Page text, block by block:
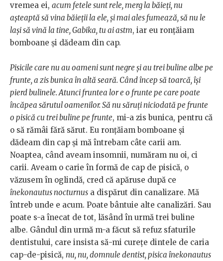
vremea ei, acum fetele sunt rele, merg la băieți, nu
așteaptă să vina băieții la ele, și mai ales fumează, să nu le
lași să vină la tine, Gabika, tu ai astm, iar eu ronțăiam
bomboane și dădeam din cap.
Pisicile care nu au oameni sunt negre și au trei buline albe pe
frunte, a zis bunica în altă seară. Când încep să toarcă, își
pierd bulinele. Atunci fruntea lor e o frunte pe care poate
încăpea sărutul oamenilor. Să nu săruți niciodată pe frunte
o pisică cu trei buline pe frunte, mi-a zis bunica, pentru că
o să rămâi fără sărut. Eu ronțăiam bomboane și
dădeam din cap și mă întrebam câte carii am.
Noaptea, când aveam insomnii, număram nu oi, ci
carii. Aveam o carie în formă de cap de pisică, o
văzusem în oglindă, cred că apăruse după ce
înekonautus nocturnus a dispărut din canalizare. Mă
întreb unde e acum. Poate bântuie alte canalizări. Sau
poate s-a înecat de tot, lăsând în urmă trei buline
albe. Gândul din urmă m-a făcut să refuz sfaturile
dentistului, care insista să-mi curețe dintele de caria
cap-de-pisică, nu, nu, domnule dentist, pisica înekonautus